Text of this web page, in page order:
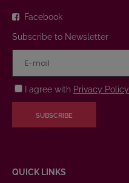
Facebook
Subscribe to Newsletter
I agree with Privacy Policy
SUBSCRIBE
QUICK LINKS